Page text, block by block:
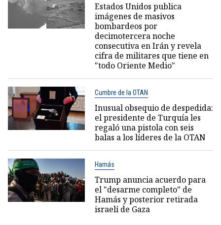
Estados Unidos publica
imágenes de masivos
bombardeos por
decimotercera noche
consecutiva en Irán y revela
cifra de militares que tiene en
"todo Oriente Medio"
Cumbre de la OTAN
Inusual obsequio de despedida:
el presidente de Turquía les
regaló una pistola con seis
balas a los líderes de la OTAN
Hamás
Trump anuncia acuerdo para
el "desarme completo" de
Hamás y posterior retirada
israelí de Gaza